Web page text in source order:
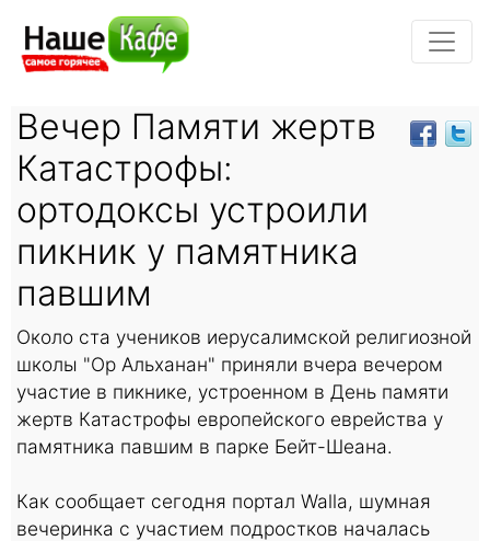
Вечер Памяти жертв
Катастрофы:
ортодоксы устроили
пикник у памятника
павшим
Около ста учеников иерусалимской религиозной
школы "Ор Альханан" приняли вчера вечером
участие в пикнике, устроенном в День памяти
жертв Катастрофы европейского еврейства у
памятника павшим в парке Бейт-Шеана.
Как сообщает сегодня портал Walla, шумная
вечеринка с участием подростков началась